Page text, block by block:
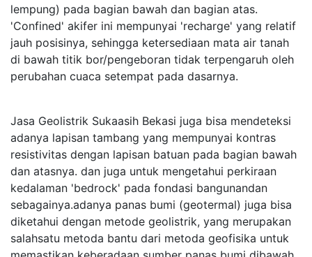
lempung) pada bagian bawah dan bagian atas.
'Confined' akifer ini mempunyai 'recharge' yang relatif
jauh posisinya, sehingga ketersediaan mata air tanah
di bawah titik bor/pengeboran tidak terpengaruh oleh
perubahan cuaca setempat pada dasarnya.
Jasa Geolistrik Sukaasih Bekasi juga bisa mendeteksi
adanya lapisan tambang yang mempunyai kontras
resistivitas dengan lapisan batuan pada bagian bawah
dan atasnya. dan juga untuk mengetahui perkiraan
kedalaman 'bedrock' pada fondasi bangunandan
sebagainya.adanya panas bumi (geotermal) juga bisa
diketahui dengan metode geolistrik, yang merupakan
salahsatu metoda bantu dari metoda geofisika untuk